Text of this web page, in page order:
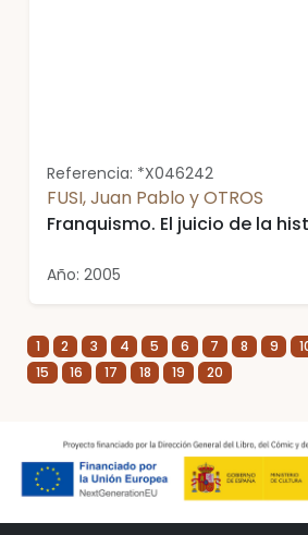
Referencia: *X046242
FUSI, Juan Pablo y OTROS
Franquismo. El juicio de la
Año: 2005
1 2 3 4 5 6 7 8 9
15
16 17 18 19 20